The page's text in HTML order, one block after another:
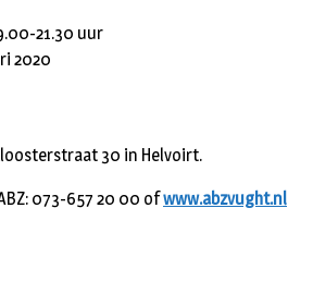
21.30 uur
2020
30 in Helvoirt.
073-657 20 00 ofwww.abzvught.nl